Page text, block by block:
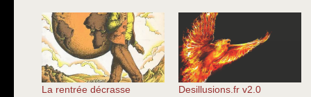
La rentrée décrasse
Desillusions.fr v2.0